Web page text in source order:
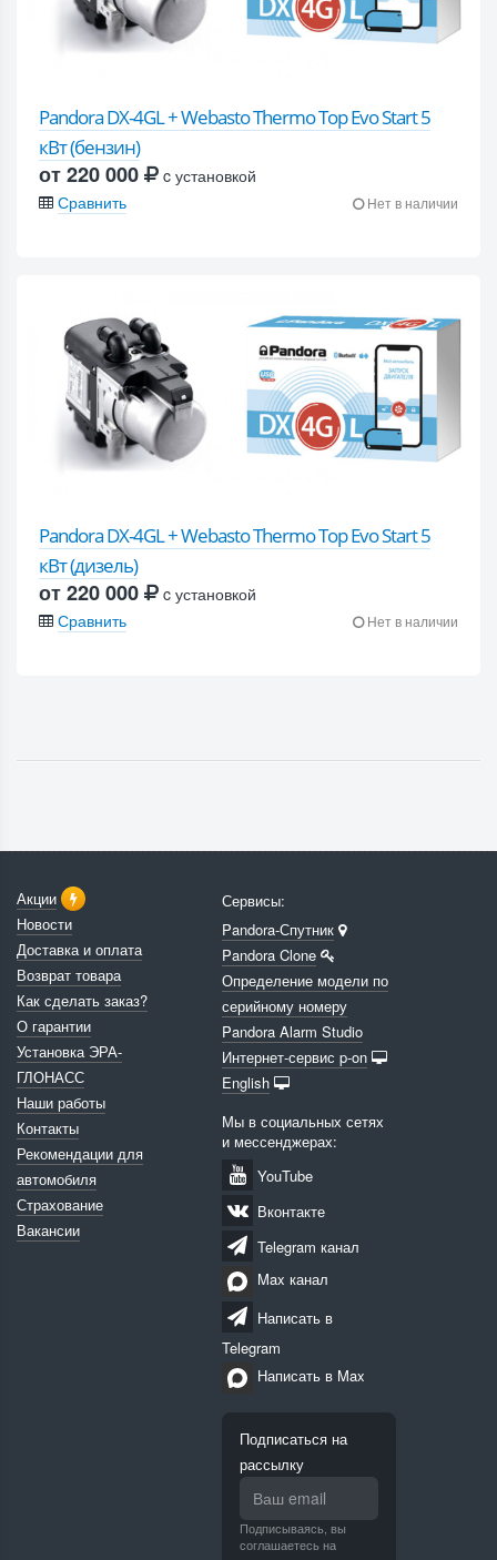
Pandora DX-4GL + Webasto Thermo Top Evo Start 5
кВт (бензин)
от 220 000
c установкой
Сравнить
Нет в наличии
Pandora DX-4GL + Webasto Thermo Top Evo Start 5
кВт (дизель)
от 220 000
c установкой
Сравнить
Нет в наличии
Акции
Новости
Доставка и оплата
Возврат товара
Как сделать заказ?
О гарантии
Установка ЭРА-
ГЛОНАСС
Наши работы
Контакты
Рекомендации для
автомобиля
Страхование
Вакансии
Сервисы:
Pandora-Спутник
Pandora Clone
Определение модели по
серийному номеру
Pandora Alarm Studio
Интернет-сервис p-on
English
Мы в социальных сетях
и мессенджерах:
YouTube
Вконтакте
Telegram канал
Max канал
Написать в
Telegram
Написать в Max
Подписаться на
рассылку
Подписываясь, вы
соглашаетесь на